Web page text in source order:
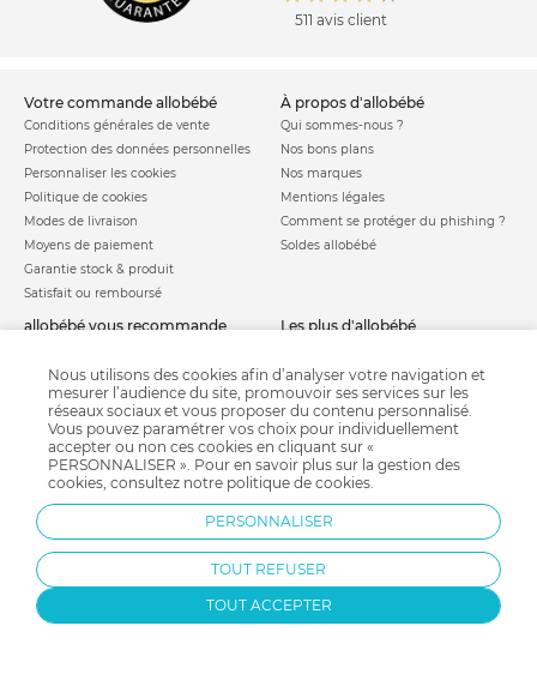
511 avis client
votre commande allobébé
Conditions générales de vente
Protection des données personnelles
Personnaliser les cookies
Politique de cookies
Modes de livraison
Moyens de paiement
Garantie stock & produit
Satisfait ou remboursé
à propos d'allobébé
Qui sommes-nous ?
Nos bons plans
Nos marques
Mentions légales
Comment se protéger du phishing ?
Soldes allobébé
allobébé vous recommande
Nos labels
Nos licences
Besoin d'aide ?
FAQ
les plus d'allobébé
Infos conseils
Jeux concours
Valise de maternité
Parrainage
Paiement sécurisé
Charte qualité
Nous utilisons des cookies afin d’analyser votre navigation et
mesurer l’audience du site, promouvoir ses services sur les
réseaux sociaux et vous proposer du contenu personnalisé.
Vous pouvez paramétrer vos choix pour individuellement
accepter ou non ces cookies en cliquant sur «
PERSONNALISER ». Pour en savoir plus sur la gestion des
cookies, consultez notre politique de cookies.
PERSONNALISER
TOUT REFUSER
TOUT ACCEPTER